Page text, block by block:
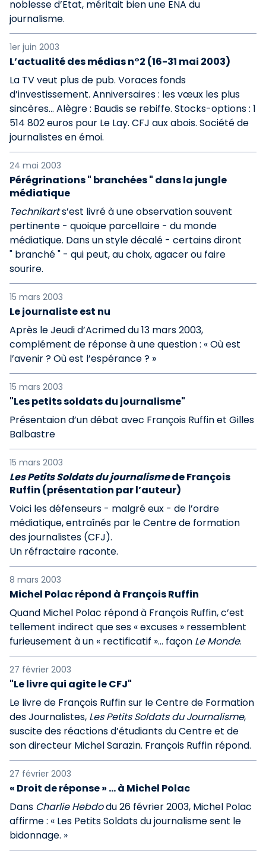
noblesse d’Etat, méritait bien une ENA du
journalisme.
1er juin 2003
L’actualité des médias n°2 (16-31 mai 2003)
La TV veut plus de pub. Voraces fonds
d’investissement. Anniversaires : les vœux les plus
sincères... Alègre : Baudis se rebiffe. Stocks-options : 1
514 802 euros pour Le Lay. CFJ aux abois. Société de
journalistes en émoi.
24 mai 2003
Pérégrinations " branchées " dans la jungle
médiatique
Technikarts’est livré à une observation souvent
pertinente - quoique parcellaire - du monde
médiatique. Dans un style décalé - certains diront
" branché " - qui peut, au choix, agacer ou faire
sourire.
15 mars 2003
Le journaliste est nu
Après le Jeudi d’Acrimed du 13 mars 2003,
complément de réponse à une question : « Où est
l’avenir ? Où est l’espérance ? »
15 mars 2003
"Les petits soldats du journalisme"
Présentaion d’un débat avec François Ruffin et Gilles
Balbastre
15 mars 2003
Les Petits Soldats du journalismede François
Ruffin (présentation par l’auteur)
Voici les défenseurs - malgré eux - de l’ordre
médiatique, entraînés par le Centre de formation
des journalistes (CFJ).
Un réfractaire raconte.
8 mars 2003
Michel Polac répond à François Ruffin
Quand Michel Polac répond à François Ruffin, c’est
tellement indirect que ses « excuses » ressemblent
furieusement à un « rectificatif »... façon Le Monde.
27 février 2003
"Le livre qui agite le CFJ"
Le livre de François Ruffin sur le Centre de Formation
des Journalistes, Les Petits Soldats du Journalisme,
suscite des réactions d’étudiants du Centre et de
son directeur Michel Sarazin. François Ruffin répond.
27 février 2003
« Droit de réponse » ... à Michel Polac
Dans Charlie Hebdodu 26 février 2003, Michel Polac
affirme : « Les Petits Soldats du journalisme sent le
bidonnage. »